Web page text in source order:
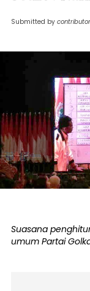
Submitted by contributor
Suasana
umum Partai